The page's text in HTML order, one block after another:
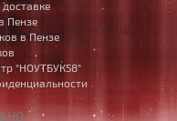
Пензе
в Пензе
"НОУТБУК58"